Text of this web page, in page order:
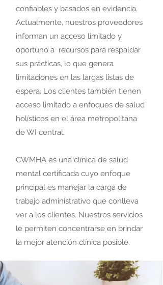
confiables y basados en evidencia.
Actualmente, nuestros proveedores
informan un acceso limitado y
oportuno a recursos para respaldar
sus prácticas, lo que genera
limitaciones en las largas listas de
espera. Los clientes también tienen
acceso limitado a enfoques de salud
holísticos en el área metropolitana
de WI central.
CWMHA es una clínica de salud
mental certificada cuyo enfoque
principal es manejar la carga de
trabajo administrativo que conlleva
ver a los clientes. Nuestros servicios
le permiten concentrarse en brindar
la mejor atención clínica posible.